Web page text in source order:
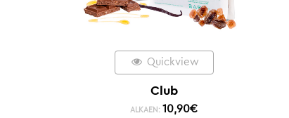
Quickview
Club
ALKAEN: 10,90€